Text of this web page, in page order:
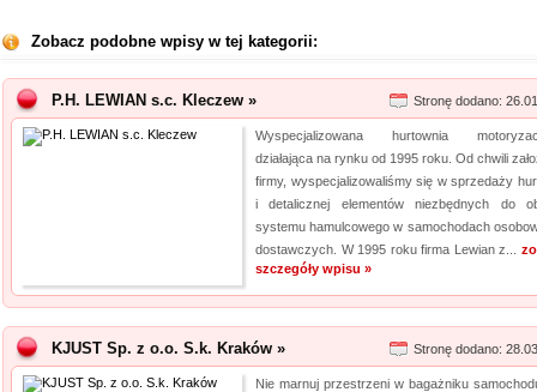
Zobacz podobne wpisy w tej kategorii:
P.H. LEWIAN s.c. Kleczew » Stronę dodano:
Wyspecjalizowana hurtownia
działająca na rynku od 1995 roku. Od chwili
firmy, wyspecjalizowaliśmy się w sprzedaży
i detalicznej elementów niezbędnych do
systemu hamulcowego w samochodach
dostawczych. W 1995 roku firma Lewian z...
szczegóły wpisu »
KJUST Sp. z o.o. S.k. Kraków » Stronę dodano:
Nie marnuj przestrzeni w bagażniku